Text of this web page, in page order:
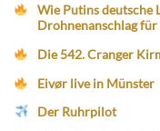
Wie Putins deutsche
Drohnenanschlag
Die 542. Cranger
Eivør live in Münster
Der Ruhrpilot